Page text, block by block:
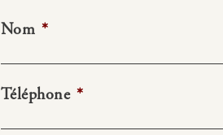
Nom *
Téléphone *